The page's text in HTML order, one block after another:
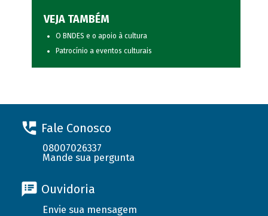
VEJA TAMBÉM
O BNDES e o apoio à cultura
Patrocínio a eventos culturais
Fale Conosco
08007026337
Mande sua pergunta
Ouvidoria
Envie sua mensagem